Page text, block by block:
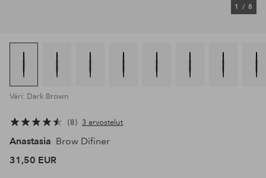
1 / 8
Väri: Dark Brown
8 3 arvostelut
Anastasia Brow Difiner
31,50 EUR